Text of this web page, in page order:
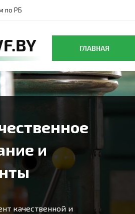
по РБ
ГЛАВНАЯ
и
качественной и